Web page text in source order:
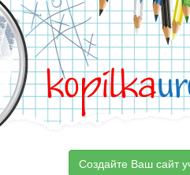
kopilka
Создайте Ваш сайт